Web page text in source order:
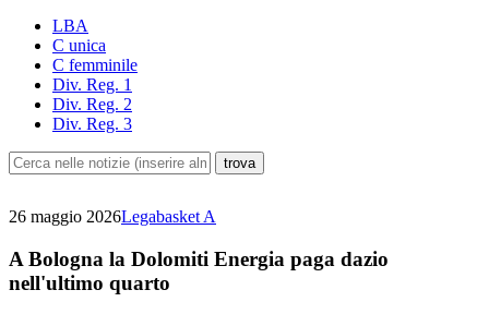
LBA
C unica
C femminile
Div. Reg. 1
Div. Reg. 2
Div. Reg. 3
26 maggio 2026Legabasket A
A Bologna la Dolomiti Energia paga dazio
nell'ultimo quarto